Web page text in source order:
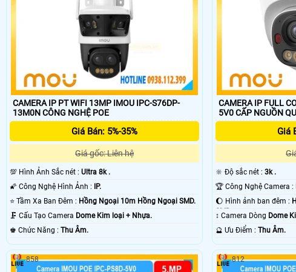
CAMERA IP PT WIFI 13MP IMOU IPC-S76DP-
13M0N CÔNG NGHỆ POE
Giá Bán: 5%-35%
Giá gốc: Liên hệ
💯 Hình Ảnh Sắc nét : Ultra 8k .
🌠 Công Nghệ Hình Ảnh :
IP.
⭐ Tầm Xa Ban Đêm : Hồng Ngoại 10m Hồng Ngoại SMD.
🗜️ Cấu Tạo Camera Dome Kim loại + Nhựa.
️♚ Chức Năng : Thu Âm.
CAMERA IP FULL
5V0 CẤP NGUỒN
Giá
🔆 Độ sắc nét : 3k .
🏆 Công Nghệ Camera :
🌔 Hình ảnh ban đêm :
SMD.
↕️ Camera Dòng Dome
️🔮 Ưu Điểm : Thu Âm.
858 812